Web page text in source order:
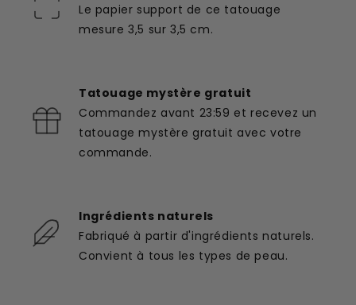
Le papier support de ce tatouage
mesure 3,5 sur 3,5 cm.
Tatouage mystère gratuit
Commandez avant 23:59 et recevez un
tatouage mystère gratuit avec votre
commande.
Ingrédients naturels
Fabriqué à partir d'ingrédients naturels.
Convient à tous les types de peau.